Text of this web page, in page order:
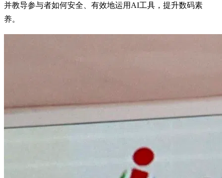
并教导参与者如何安全、有效地运用AI工具，提升数码素
养。